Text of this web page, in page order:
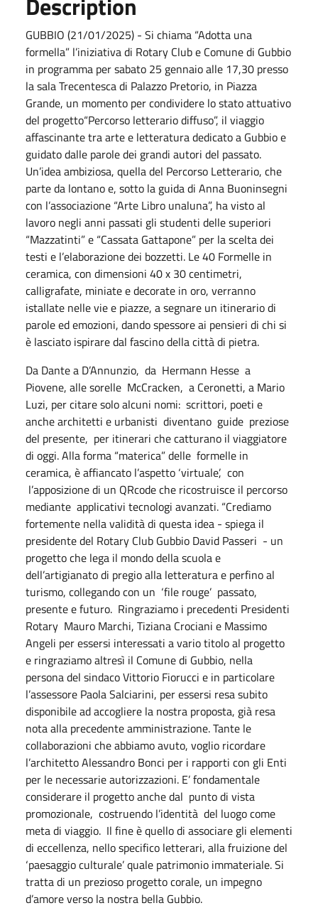
GUBBIO (21/01/2025) - Si chiama “Adotta una
formella” l’iniziativa di Rotary Club e Comune di Gubbio
in programma per sabato 25 gennaio alle 17,30 presso
la sala Trecentesca di Palazzo Pretorio, in Piazza
Grande, un momento per condividere lo stato attuativo
del progetto“Percorso letterario diffuso”, il viaggio
affascinante tra arte e letteratura dedicato a Gubbio e
guidato dalle parole dei grandi autori del passato.
Un’idea ambiziosa, quella del Percorso Letterario, che
parte da lontano e, sotto la guida di Anna Buoninsegni
con l’associazione “Arte Libro unaluna”, ha visto al
lavoro negli anni passati gli studenti delle superiori
“Mazzatinti” e “Cassata Gattapone” per la scelta dei
testi e l’elaborazione dei bozzetti. Le 40 Formelle in
ceramica, con dimensioni 40 x 30 centimetri,
calligrafate, miniate e decorate in oro, verranno
istallate nelle vie e piazze, a segnare un itinerario di
parole ed emozioni, dando spessore ai pensieri di chi si
è lasciato ispirare dal fascino della città di pietra.
Da Dante a D’Annunzio, da Hermann Hesse a
Piovene, alle sorelle McCracken, a Ceronetti, a Mario
Luzi, per citare solo alcuni nomi: scrittori, poeti e
anche architetti e urbanisti diventano guide preziose
del presente, per itinerari che catturano il viaggiatore
di oggi. Alla forma “materica” delle formelle in
ceramica, è affiancato l’aspetto ‘virtuale’, con
l’apposizione di un QRcode che ricostruisce il percorso
mediante applicativi tecnologi avanzati. “Crediamo
fortemente nella validità di questa idea - spiega il
presidente del Rotary Club Gubbio David Passeri - un
progetto che lega il mondo della scuola e
dell’artigianato di pregio alla letteratura e perfino al
turismo, collegando con un ‘file rouge’ passato,
presente e futuro. Ringraziamo i precedenti Presidenti
Rotary Mauro Marchi, Tiziana Crociani e Massimo
Angeli per essersi interessati a vario titolo al progetto
e ringraziamo altresì il Comune di Gubbio, nella
persona del sindaco Vittorio Fiorucci e in particolare
l’assessore Paola Salciarini, per essersi resa subito
disponibile ad accogliere la nostra proposta, già resa
nota alla precedente amministrazione. Tante le
collaborazioni che abbiamo avuto, voglio ricordare
l’architetto Alessandro Bonci per i rapporti con gli Enti
per le necessarie autorizzazioni. E’ fondamentale
considerare il progetto anche dal punto di vista
promozionale, costruendo l’identità del luogo come
meta di viaggio. Il fine è quello di associare gli elementi
di eccellenza, nello specifico letterari, alla fruizione del
‘paesaggio culturale’ quale patrimonio immateriale. Si
tratta di un prezioso progetto corale, un impegno
d’amore verso la nostra bella Gubbio.